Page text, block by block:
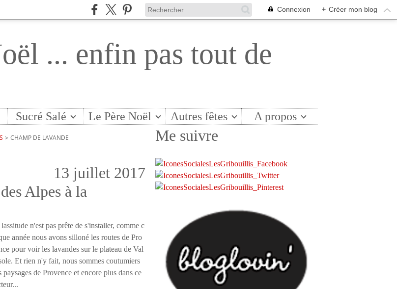
Connexion + Créer mon blog
... enfin pas tout de
Sucré Salé Le Père Noël Autres fêtes A propos
> CHAMP DE LAVANDE
13 juillet 2017
Alpes à la
n'est pas prête de s'installer, comme c
année nous avons silloné les routes de Pro
pour voir les lavandes sur le plateau de Val
Et rien n'y fait, nous sommes coutumiers
paysages de Provence et encore plus dans ce
Me suivre